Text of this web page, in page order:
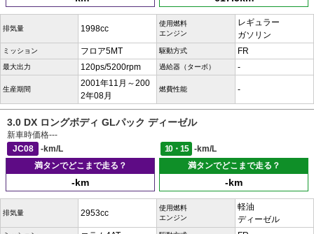
排気量 1998cc
使用燃料
エンジン
レギュラー
ガソリン
ミッション フロア5MT 駆動方式 FR
最大出力 120ps/5200rpm 過給器（ターボ） -
生産期間
2001年11月～200
2年08月
燃費性能 -
3.0 DX ロングボディ GLパック ディーゼル
新車時価格---
JC08
-km/L 10・15
-km/L
満タンでどこまで走る？
-km
満タンでどこまで走る？
-km
排気量 2953cc
使用燃料
エンジン
軽油
ディーゼル